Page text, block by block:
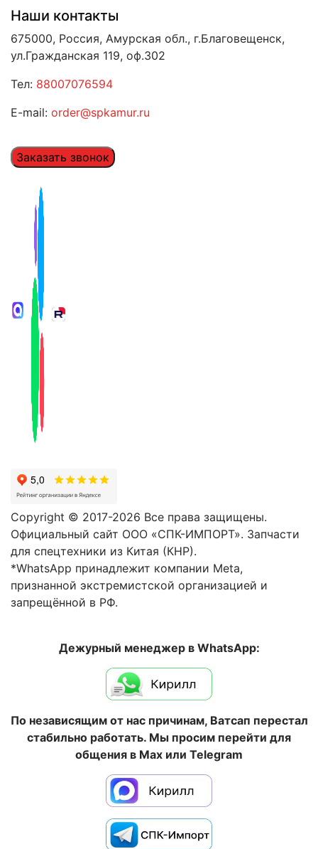
Наши контакты
675000, Россия, Амурская обл., г.Благовещенск,
ул.Гражданская 119, оф.302
Тел: 88007076594
E-mail: order@spkamur.ru
Заказать звонок
Copyright © 2017-2026 Все права защищены.
Официальный сайт ООО «СПК-ИМПОРТ». Запчасти
для спецтехники из Китая (КНР).
*WhatsApp принадлежит компании Meta,
признанной экстремистской организацией и
запрещённой в РФ.
Дежурный менеджер в WhatsApp:
По независящим от нас причинам, Ватсап перестал
стабильно работать. Мы просим перейти для
общения в Max или Telegram